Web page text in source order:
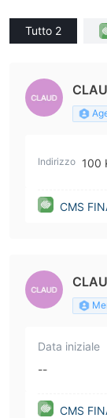
Tutto 2
Indirizzo 100
CMS
Data iniziale
--
CMS